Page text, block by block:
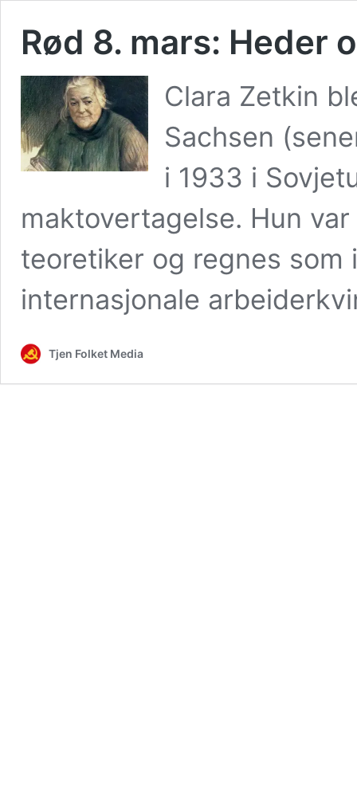
Rød 8. mars: Heder
Clara Zetkin
Sachsen
i 1933 i
maktovertagelse. Hun
teoretiker og regnes
internasjonale
Tjen Folket Media